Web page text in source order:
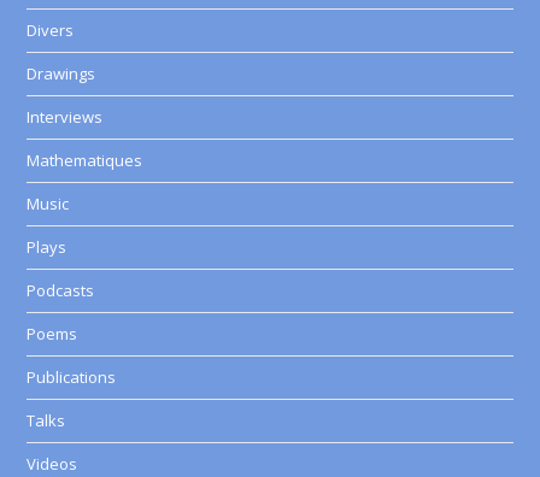
Divers
Drawings
Interviews
Mathematiques
Music
Plays
Podcasts
Poems
Publications
Talks
Videos